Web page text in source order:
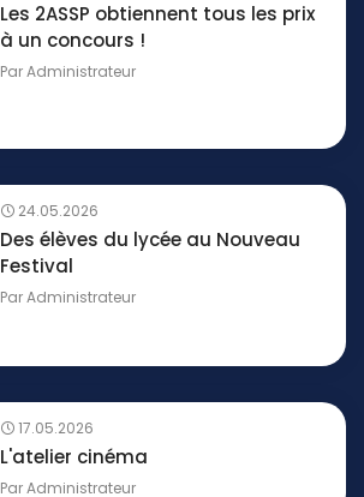
Les 2ASSP obtiennent tous les prix
à un concours !
ParAdministrateur
24.05.2026
Des élèves du lycée au Nouveau
Festival
ParAdministrateur
17.05.2026
L'atelier cinéma
ParAdministrateur